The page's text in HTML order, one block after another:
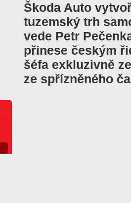
Škoda Auto
tuzemský trh
vede Petr
přinese českým
šéfa exkluzivně
ze spřízněného